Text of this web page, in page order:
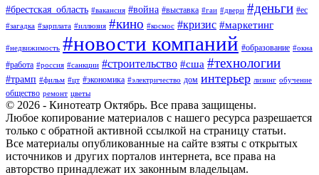
#брестская_область #вакансия #война #выставка #гаи #двери #деньги #ес
#загадка #зарплата #иллюзия #кино #космос #кризис #маркетинг
#недвижимость #новости компаний #образование #окна
#работа #россия #санкции #строительство #сша #технологии
#трамп #фильм #цт #экономика #электричество дом интерьер лизинг обучение
общество ремонт цветы
© 2026 - Кинотеатр Октябрь. Все права защищены.
Любое копирование материалов с нашего ресурса разрешается
только с обратной активной ссылкой на страницу статьи.
Все материалы опубликованные на сайте взяты с открытых
источников и других порталов интернета, все права на
авторство принадлежат их законным владельцам.